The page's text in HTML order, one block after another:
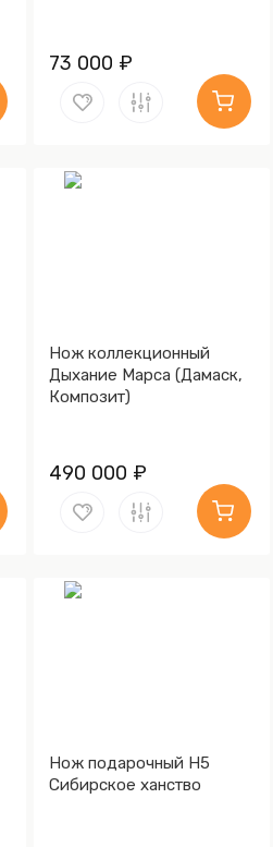
73 000 ₽
Нож коллекционный
Дыхание Марса (Дамаск,
Композит)
490 000 ₽
Нож подарочный Н5
Сибирское ханство